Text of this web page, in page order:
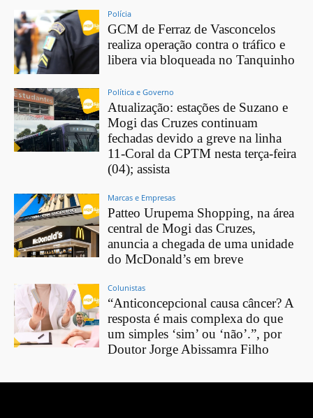
Polícia
GCM de Ferraz de Vasconcelos
realiza operação contra o tráfico e
libera via bloqueada no Tanquinho
Política e Governo
Atualização: estações de Suzano e
Mogi das Cruzes continuam
fechadas devido a greve na linha
11-Coral da CPTM nesta terça-feira
(04); assista
Marcas e Empresas
Patteo Urupema Shopping, na área
central de Mogi das Cruzes,
anuncia a chegada de uma unidade
do McDonald’s em breve
Colunistas
“Anticoncepcional causa câncer? A
resposta é mais complexa do que
um simples ‘sim’ ou ‘não’.”, por
Doutor Jorge Abissamra Filho